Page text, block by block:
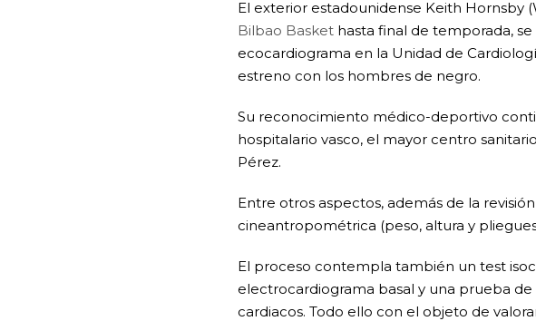
El exterior estadounidense Keith Hornsby
Bilbao Basket hasta final de temporada,
ecocardiograma en la Unidad de
estreno con los hombres de negro.
Su reconocimiento médico-deportivo
hospitalario vasco, el mayor centro
Pérez.
Entre otros aspectos, además de la
cineantropométrica (peso, altura y
El proceso contempla también un test
electrocardiograma basal y una prueba
cardiacos. Todo ello con el objeto de